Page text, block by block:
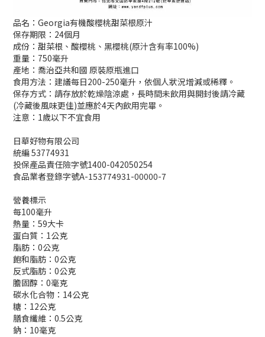
品名：Georgia有機酸櫻桃甜菜根原汁
保存期限：24個月
成份：甜菜根、酸櫻桃、黑櫻桃(原汁含有率100%)
重量：750毫升
產地：喬治亞共和國 原裝原瓶進口
食用方法：建議每日200-250毫升，依個人狀況增減或稀釋。
保存方式：請存放於乾燥陰涼處，長時間未飲用與開封後請冷藏
(冷藏後風味更佳)並應於4天內飲用完畢。
注意：1歲以下不宜食用
日華好物有限公司
統編 53774931
投保產品責任險字號1400-042050254
食品業者登錄字號A-153774931-00000-7
營養標示
每100毫升
熱量：59大卡
蛋白質：1公克
脂肪：0公克
飽和脂肪：0公克
反式脂肪：0公克
膽固醇：0毫克
碳水化合物：14公克
糖：12公克
膳食纖維：0.5公克
鈉：10毫克